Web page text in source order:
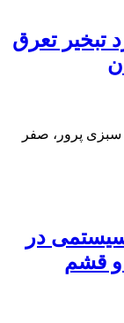
تبخیر تعرق
سبزی پرور، صفر
در
و قشم